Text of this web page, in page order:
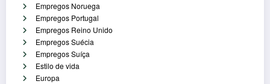
Empregos Noruega
Empregos Portugal
Empregos Reino Unido
Empregos Suécia
Empregos Suíça
Estilo de vida
Europa